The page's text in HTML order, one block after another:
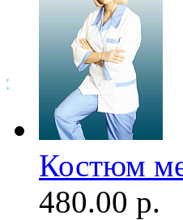
Костюм
480.00 р.